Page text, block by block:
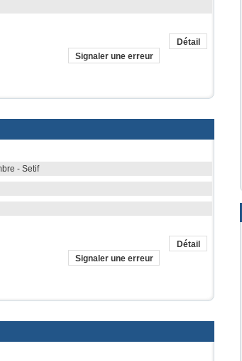
Détail
Signaler une erreur
- Setif
Détail
Signaler une erreur